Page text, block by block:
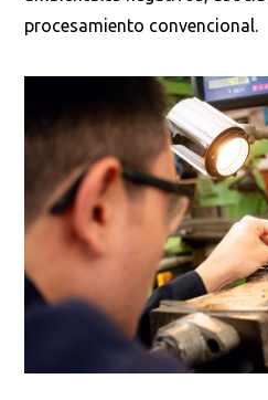
procesamiento convencional.